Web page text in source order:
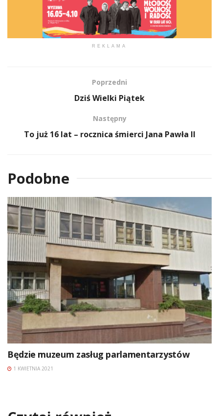
REKLAMA
Poprzedni
Dziś Wielki Piątek
Następny
To już 16 lat – rocznica śmierci Jana Pawła II
Podobne
Będzie muzeum zasług parlamentarzystów
1 KWIETNIA 2021